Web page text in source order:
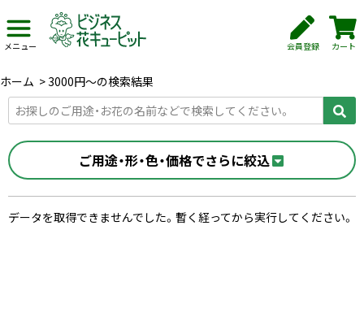
メニュー 会員登録 カート
ホーム >3000円〜の検索結果
ご用途・形・色・価格でさらに絞込
データを取得できませんでした。暫く経ってから実行してください。